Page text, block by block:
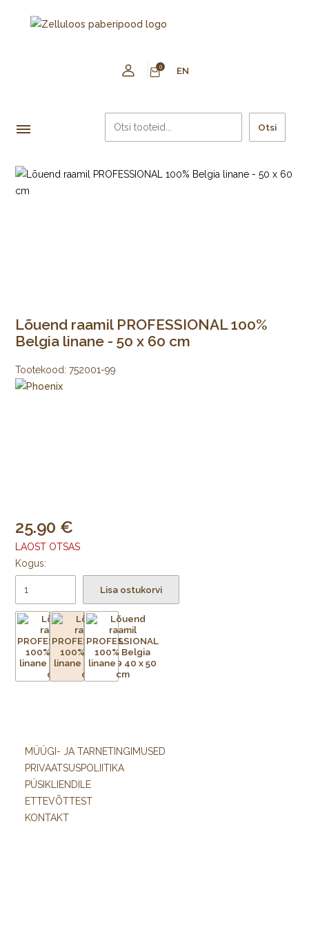
0 EN
Otsi
Lõuend raamil PROFESSIONAL 100%
Belgia linane - 50 x 60 cm
Tootekood: 752001-99
25.90
LAOST OTSAS
Kogus:
Lisa ostukorvi
MÜÜGI- JA TARNETINGIMUSED
PRIVAATSUSPOLIITIKA
PÜSIKLIENDILE
ETTEVÕTTEST
KONTAKT